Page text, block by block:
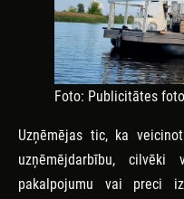
Foto: Publicitātes foto
Uzņēmējas tic, ka
uzņēmējdarbību,
pakalpojumu vai preci